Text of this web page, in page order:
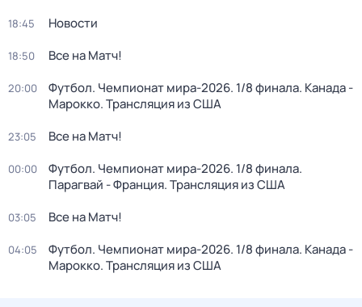
18:45 Новости
18:50 Все на Матч!
20:00
Футбол. Чемпионат мира-2026. 1/8 финала. Канада -
Марокко. Трансляция из США
23:05 Все на Матч!
00:00
Футбол. Чемпионат мира-2026. 1/8 финала.
Парагвай - Франция. Трансляция из США
03:05 Все на Матч!
04:05
Футбол. Чемпионат мира-2026. 1/8 финала. Канада -
Марокко. Трансляция из США